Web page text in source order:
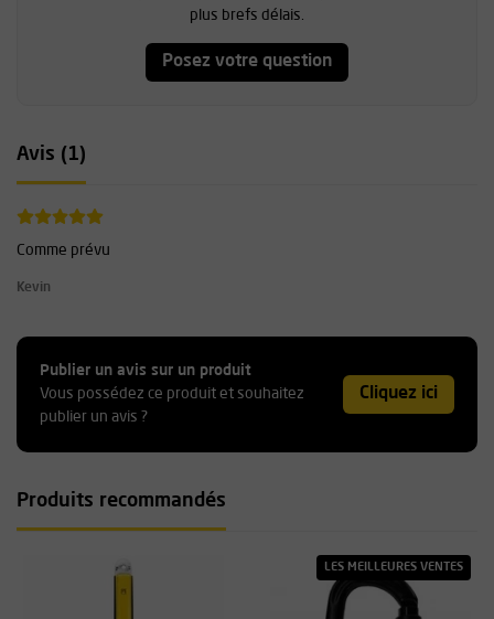
plus brefs délais.
Posez votre question
Avis (1)
Comme prévu
Kevin
Publier un avis sur un produit
Vous possédez ce produit et souhaitez
publier un avis ?
Cliquez ici
Produits recommandés
LES MEILLEURES VENTES